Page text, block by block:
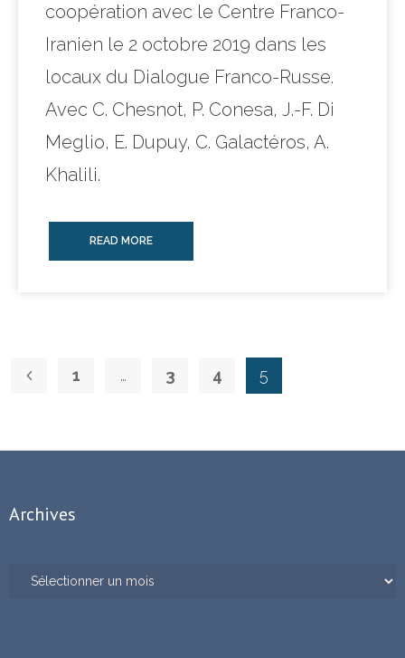
coopération avec le Centre Franco-
Iranien le 2 octobre 2019 dans les
locaux du Dialogue Franco-Russe.
Avec C. Chesnot, P. Conesa, J.-F. Di
Meglio, E. Dupuy, C. Galactéros, A.
Khalili.
READ MORE
1 … 3 4 5
Archives